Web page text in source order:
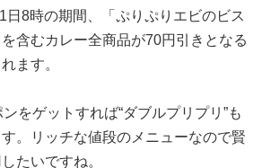
日8時の期間、「ぷりぷりエビのビス
含むカレー全商品が70円引きとなる
ます。
をゲットすれば“ダブルプリプリ”も
。リッチな値段のメニューなので賢
たいですね。